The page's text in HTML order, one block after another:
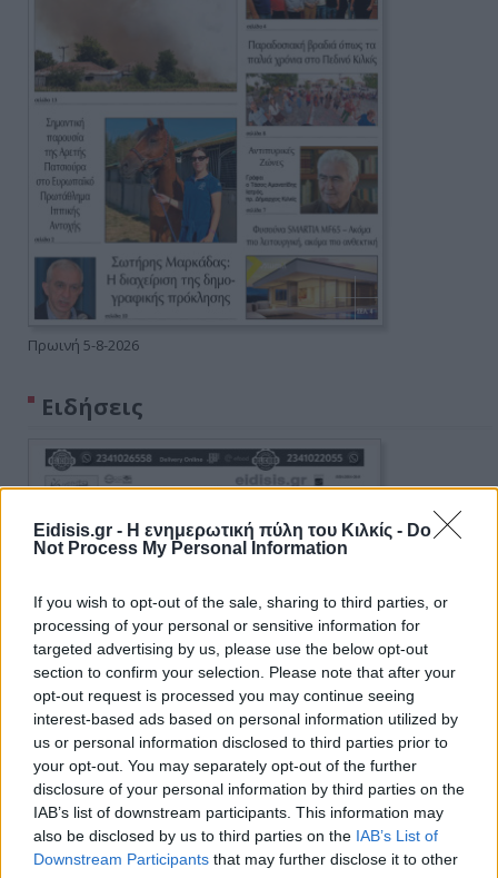
Eidisis.gr - Η ενημερωτική πύλη του Κιλκίς - Do
Not Process My Personal Information
If you wish to opt-out of the sale, sharing to third parties, or
processing of your personal or sensitive information for
targeted advertising by us, please use the below opt-out
section to confirm your selection. Please note that after your
opt-out request is processed you may continue seeing
interest-based ads based on personal information utilized by
us or personal information disclosed to third parties prior to
your opt-out. You may separately opt-out of the further
disclosure of your personal information by third parties on the
IAB’s list of downstream participants. This information may
also be disclosed by us to third parties on the IAB’s List of
Downstream Participants that may further disclose it to other
Πρωινή 5-8-2026
Ειδήσεις